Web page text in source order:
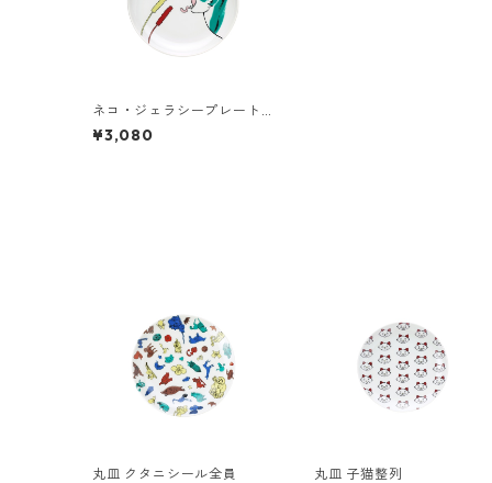
ネコ・ジェラシープレートM
きじとら
¥3,080
丸皿 クタニシール全員 丸皿 子猫整列